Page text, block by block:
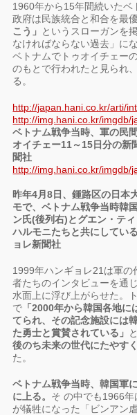
1960年から15年間続いたベ
政府は民族統合と和合を最
こう」 というスローガンを
なければならない過去」に
ベトナムでトゥオイチェー
のもとで行われたと見られ
る。
http://japan.hani.co.kr/arti/
http://img.hani.co.kr/imgdb/
ベトナム戦争当時、軍の民
オイチェー11～15日分の新
聞社
http://img.hani.co.kr/imgdb/
昨年4月8日、鍾路区の日本
モで、ベトナム戦争当時韓
ン氏(後列右)とグエン・テ
ハルモニたちと共にしてい
ョレ新聞社
1999年ハンギョレ21は軍
者たちのインタビューを通
水面上に浮び上がらせた。
で 「2000年から韓国各地
てられ、その記念施設には
た勇士と賞賛されている」
後のち未来の世代にたやす
た。
ベトナム戦争当時、韓国軍
に上る。 そ の中でも1966
が犠牲になった「ビンアン